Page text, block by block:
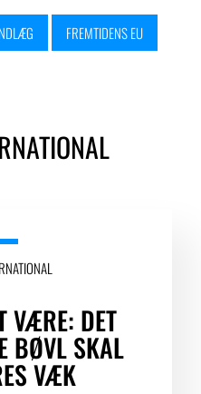
FREMTIDENS EU
VÆRE: DET
BØVL SKAL
VÆK